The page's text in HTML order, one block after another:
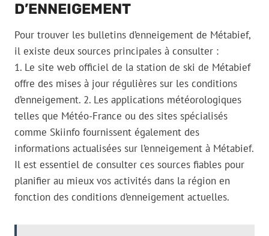
D’ENNEIGEMENT
Pour trouver les bulletins d’enneigement de Métabief,
il existe deux sources principales à consulter :
1. Le site web officiel de la station de ski de Métabief
offre des mises à jour régulières sur les conditions
d’enneigement. 2. Les applications météorologiques
telles que Météo-France ou des sites spécialisés
comme Skiinfo fournissent également des
informations actualisées sur l’enneigement à Métabief.
Il est essentiel de consulter ces sources fiables pour
planifier au mieux vos activités dans la région en
fonction des conditions d’enneigement actuelles.